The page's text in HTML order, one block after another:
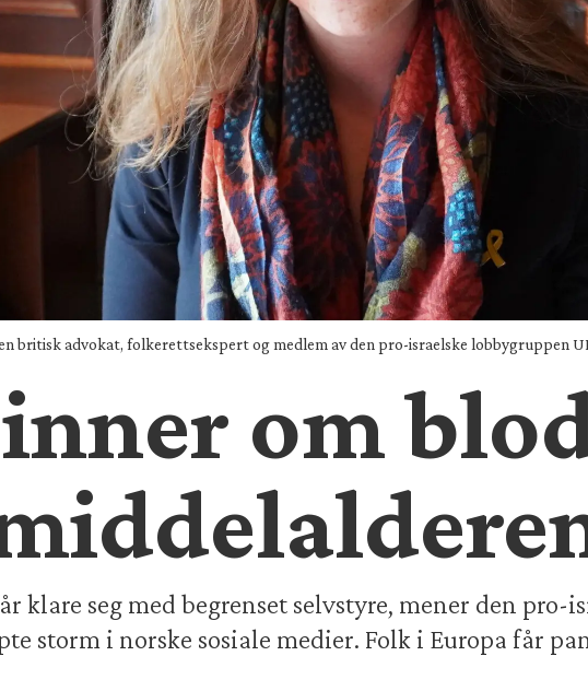
britisk advokat, folkerettsekspert og medlem av den pro-israelske lobbygruppen
om
klare seg med begrenset selvstyre, mener den pro-
storm i norske sosiale medier. Folk i Europa får